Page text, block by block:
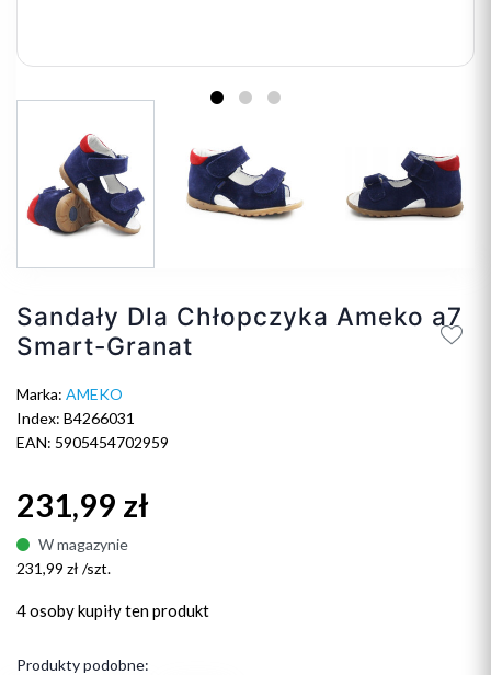
Sandały Dla Chłopczyka Ameko a7
Smart-Granat
Marka: AMEKO
Index: B4266031
EAN: 5905454702959
231,99 zł
W magazynie
231,99 zł /szt.
4 osobykupiły ten produkt
Produkty podobne: